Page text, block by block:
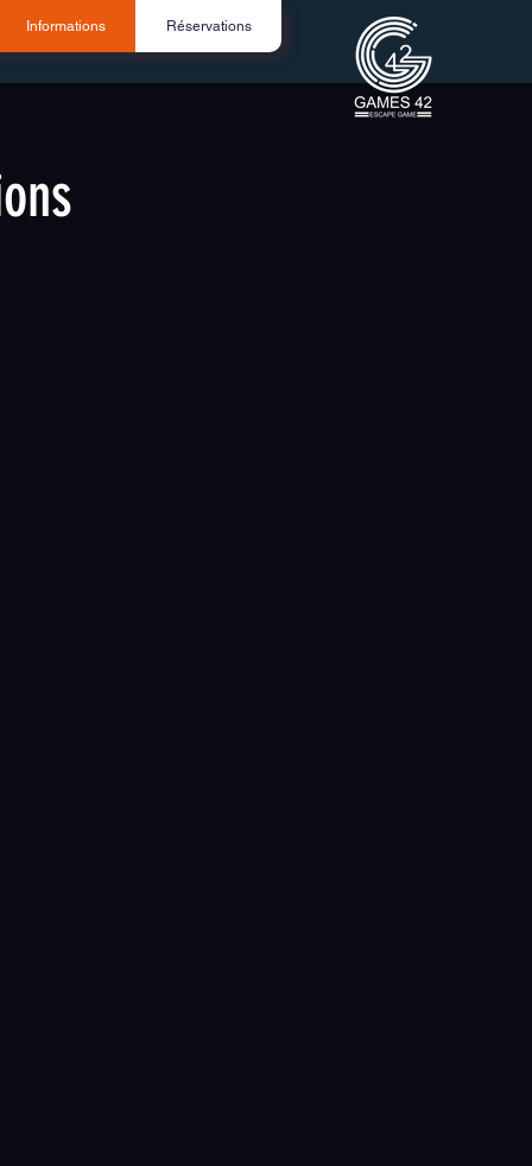
Informations Réservations